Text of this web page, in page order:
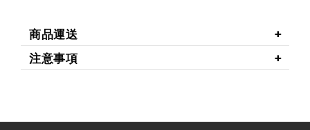
商品運送
注意事項